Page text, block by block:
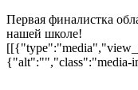
Первая финалистка
нашей школе!
{"alt":"","class":"media-